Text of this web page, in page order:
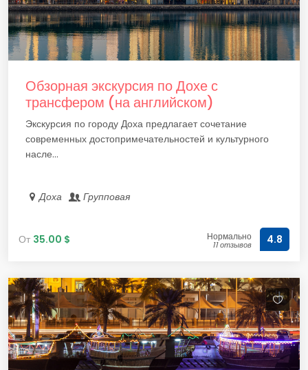
Обзорная экскурсия по Дохе с
трансфером (на английском)
Экскурсия по городу Доха предлагает сочетание
современных достопримечательностей и культурного
насле...
Доха Групповая
От 35.00 $ Нормально
11 отзывов 4.8